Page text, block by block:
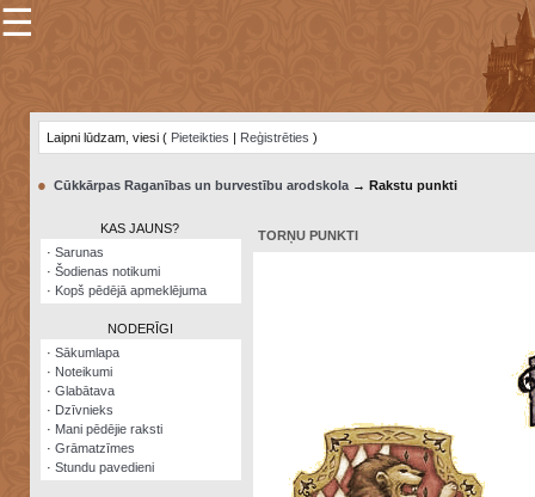
×
Šodienas
notikumi
Visatcera
almanahs
Arhīvs
☰
Laipni lūdzam, viesi ( Pieteikties | Reģistrēties )
● Cūkkārpas Raganības un burvestību arodskola → Rakstu punkti
KAS JAUNS?
·Sarunas
·Šodienas notikumi
· Kopš pēdējā apmeklējuma
NODERĪGI
·Sākumlapa
· Noteikumi
·Glabātava
· Dzīvnieks
· Mani pēdējie raksti
·Grāmatzīmes
·Stundu pavedieni
TORŅU PUNKTI